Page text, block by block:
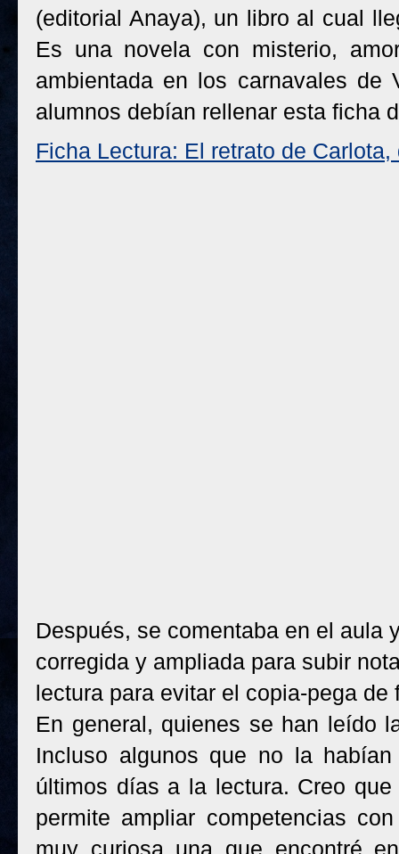
(editorial Anaya), un libro al cual
Es una novela con misterio,
ambientada en los carnavales de
alumnos debían rellenar esta ficha
Ficha Lectura: El retrato de
Después, se comentaba en el aula
corregida y ampliada para subir
lectura para evitar el copia-pega de
En general, quienes se han leído
Incluso algunos que no la
últimos días a la lectura. Creo
permite ampliar competencias
muy curiosa una que encontré